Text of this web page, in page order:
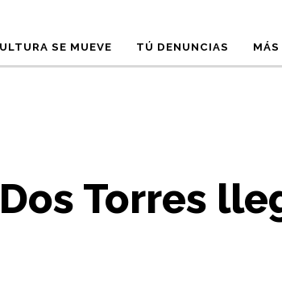
SE MUEVE TÚ DENUNCIAS MÁS
Torres